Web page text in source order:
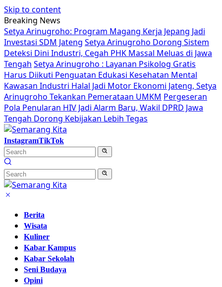
Skip to content
Breaking News
Setya Arinugroho: Program Magang Kerja Jepang Jadi
Investasi SDM Jateng Setya Arinugroho Dorong Sistem
Deteksi Dini Industri, Cegah PHK Massal Meluas di Jawa
Tengah Setya Arinugroho : Layanan Psikolog Gratis
Harus Diikuti Penguatan Edukasi Kesehatan Mental
Kawasan Industri Halal Jadi Motor Ekonomi Jateng, Setya
Arinugroho Tekankan Pemerataan UMKM Pergeseran
Pola Penularan HIV Jadi Alarm Baru, Wakil DPRD Jawa
Tengah Dorong Kebijakan Lebih Tegas
InstagramTikTok
Berita
Wisata
Kuliner
Kabar Kampus
Kabar Sekolah
Seni Budaya
Opini